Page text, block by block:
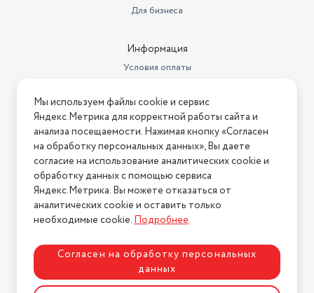
Для бизнеса
Информация
Условия оплаты
Условия возврата
Нашли ошибку на сайте? Напишите нам
2026 © Интернет-магазин "АстМаркет". У нас есть всё!
Политика конфиденциальности
Разработка сайтаASTDESIGN
Мы используем файлы cookie и сервис
Яндекс.Метрика для корректной работы сайта и
анализа посещаемости. Нажимая кнопку «Согласен
на обработку персональных данных», Вы даете
согласие на использование аналитических cookie и
обработку данных с помощью сервиса
Яндекс.Метрика. Вы можете отказаться от
аналитических cookie и оставить только
необходимые cookie.Подробнее.
Согласен на обработку персональных
данных